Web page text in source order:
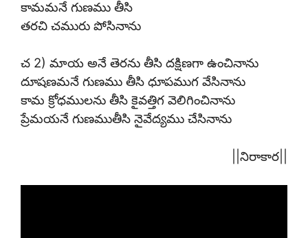
కామమనే గుణము తీసి
తరచి చమురు పోసినాను
చ 2) మాయ అనే తెరను తీసి దక్షిణగా ఉంచినాను
దూషణమనే గుణము తీసి ధూపముగ వేసినాను
కామ క్రోధములను తీసి కైవత్తిగ వెలిగించినాను
ప్రేమయనే గుణముతీసి నైవేద్యము చేసినాను
||నిరాకార||